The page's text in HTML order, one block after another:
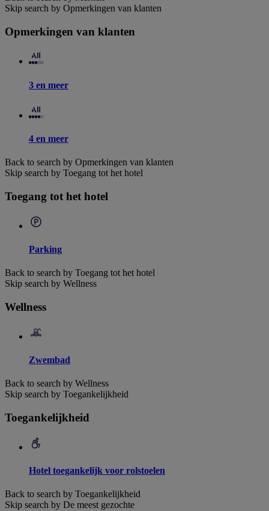
Skip search by Opmerkingen van klanten
Opmerkingen van klanten
3 en meer
4 en meer
Back to search by Opmerkingen van klanten
Skip search by Toegang tot het hotel
Toegang tot het hotel
Parking
Back to search by Toegang tot het hotel
Skip search by Wellness
Wellness
Zwembad
Back to search by Wellness
Skip search by Toegankelijkheid
Toegankelijkheid
Hotel toegankelijk voor rolstoelen
Back to search by Toegankelijkheid
Skip search by De meest gezochte